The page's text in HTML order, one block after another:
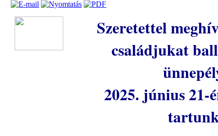
Szeretettel
családjukat
2025. június 21-